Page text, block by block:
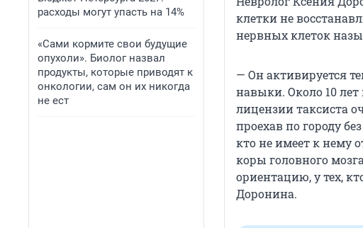
расходы могут упасть на 14%
«Сами кормите свои будущие
опухоли». Биолог назвал
продукты, которые приводят к
онкологии, сам он их никогда
не ест
клетки не
нервных клеток
— Он активируется
навыки. Около 10
лицензии таксиста
проехав по городу
кто не имеет к нему
коры головного
ориентацию, у тех,
Доронина.